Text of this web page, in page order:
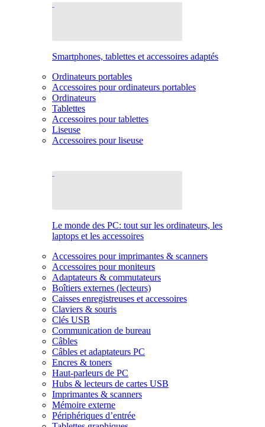
Smartphones, tablettes et accessoires adaptés
Ordinateurs portables
Accessoires pour ordinateurs portables
Ordinateurs
Tablettes
Accessoires pour tablettes
Liseuse
Accessoires pour liseuse
Le monde des PC: tout sur les ordinateurs, les
laptops et les accessoires
Accessoires pour imprimantes & scanners
Accessoires pour moniteurs
Adaptateurs & commutateurs
Boîtiers externes (lecteurs)
Caisses enregistreuses et accessoires
Claviers & souris
Clés USB
Communication de bureau
Câbles
Câbles et adaptateurs PC
Encres & toners
Haut-parleurs de PC
Hubs & lecteurs de cartes USB
Imprimantes & scanners
Mémoire externe
Périphériques d’entrée